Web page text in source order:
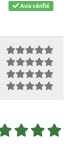
Avis vérifié